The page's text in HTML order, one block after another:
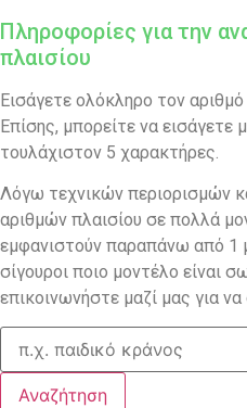
Πληροφορίες για την
πλαισίου
Εισάγετε ολόκληρο τον
Επίσης, μπορείτε να εισάγετε
τουλάχιστον 5 χαρακτήρες.
Λόγω τεχνικών περιορισμών
αριθμών πλαισίου σε πολλά
εμφανιστούν παραπάνω από 1
σίγουροι ποιο μοντέλο είναι
επικοινωνήστε μαζί μας για
Αναζήτηση